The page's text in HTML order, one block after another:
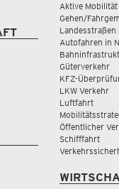
Aktive
Gehen/
Autofahren in
Güterverkehr
KFZ-
LKW Verkehr
Luftfahrt
Öffentlicher
Schifffahrt